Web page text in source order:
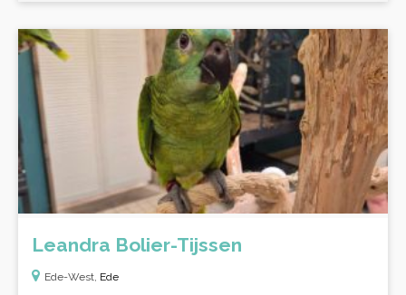
Leandra Bolier-Tijssen
Ede-West, Ede